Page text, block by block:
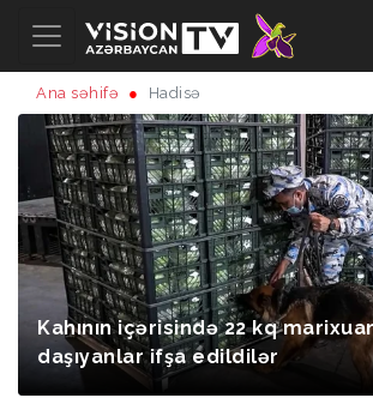
Ana səhifə Hadisə
Kahının içərisində 22 kq
daşıyanlar ifşa edildilər